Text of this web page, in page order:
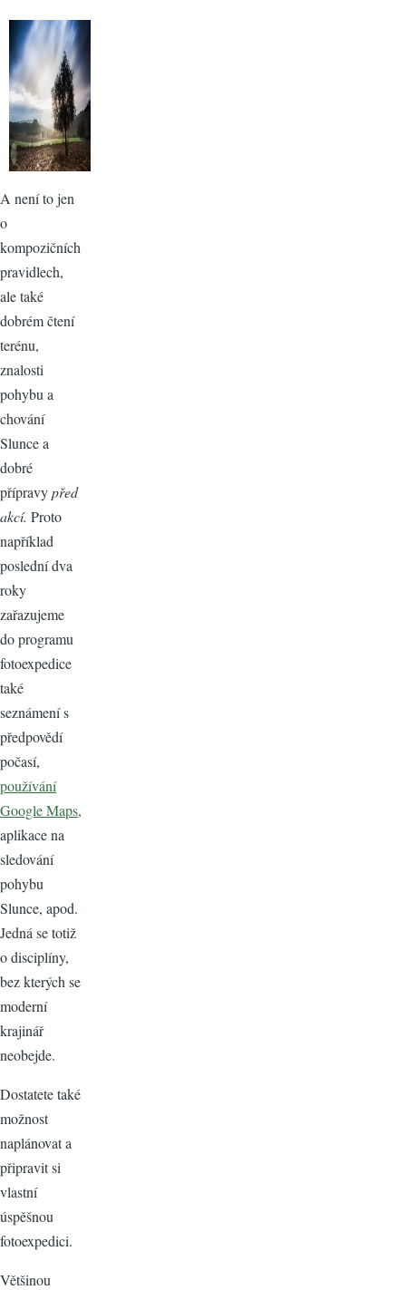
A není to jen
o
kompozičních
pravidlech,
ale také
dobrém čtení
terénu,
znalosti
pohybu a
chování
Slunce a
dobré
přípravypřed
akcí. Proto
například
poslední dva
roky
zařazujeme
do programu
fotoexpedice
také
seznámení s
předpovědí
počasí,
používání
Google Maps,
aplikace na
sledování
pohybu
Slunce, apod.
Jedná se totiž
o disciplíny,
bez kterých se
moderní
krajinář
neobejde.
Dostatete také
možnost
naplánovat a
připravit si
vlastní
úspěšnou
fotoexpedici.
Většinou